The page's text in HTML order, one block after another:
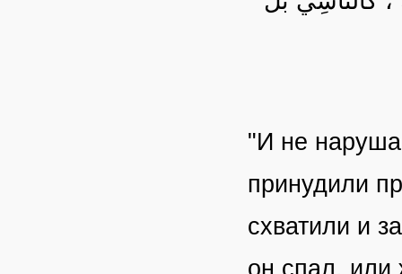
"И не
принудили
схватили и
он спал, или